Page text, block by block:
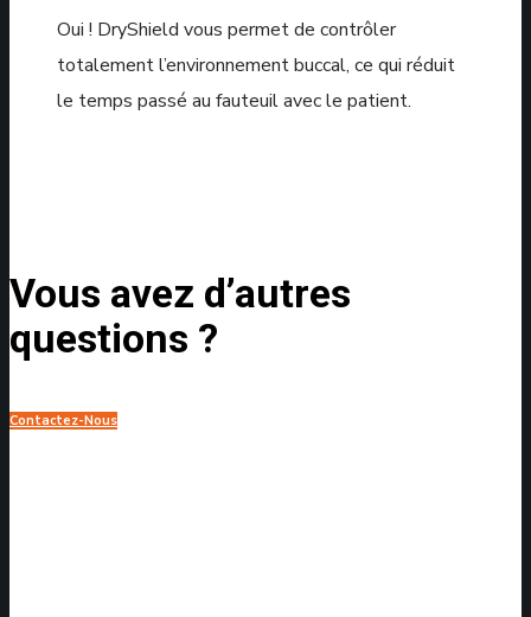
Oui ! DryShield vous permet de contrôler
totalement l’environnement buccal, ce qui réduit
le temps passé au fauteuil avec le patient.
Vous avez d’autres
questions ?
Contactez-Nous